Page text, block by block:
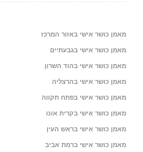
מאמן כושר אישי באזור המרכז
מאמן כושר אישי בגבעתיים
מאמן כושר אישי בהוד השרון
מאמן כושר אישי בהרצליה
מאמן כושר אישי בפתח תקווה
מאמן כושר אישי בקרית אונו
מאמן כושר אישי בראש העין
מאמן כושר אישי ברמת אביב